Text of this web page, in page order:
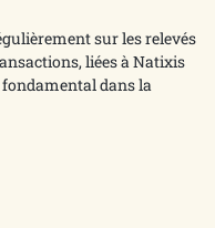
sur les relevés
liées à Natixis
dans la